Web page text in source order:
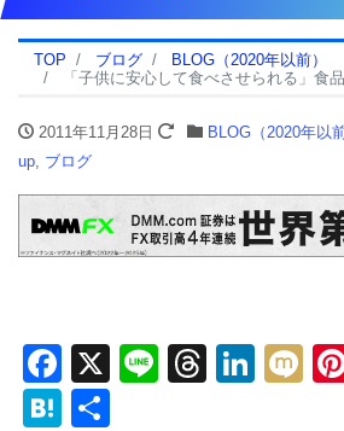
TOP ブログ
BLOG（2020年以前）
「子供に安心して食べさせられる」食品宅配Ｏ
2011年11月28日 BLOG（2020年以前
up, ブログ
Facebook
X Line
Hatena